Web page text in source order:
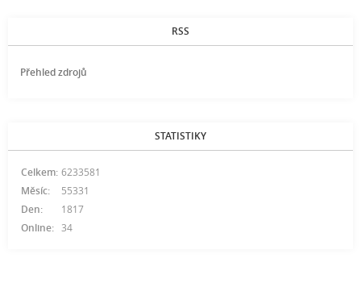
RSS
Přehled zdrojů
STATISTIKY
Online: 34
Celkem: 6233581
Měsíc:
55331
Den:
1817